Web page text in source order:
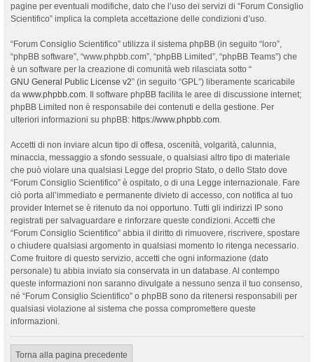
pagine per eventuali modifiche, dato che l’uso dei servizi di “Forum Consiglio
Scientifico” implica la completa accettazione delle condizioni d’uso.
“Forum Consiglio Scientifico” utilizza il sistema phpBB (in seguito “loro”,
“phpBB software”, “www.phpbb.com”, “phpBB Limited”, “phpBB Teams”) che
è un software per la creazione di comunità web rilasciata sotto “
GNU General Public License v2” (in seguito “GPL”) liberamente scaricabile
da www.phpbb.com. Il software phpBB facilita le aree di discussione internet;
phpBB Limited non è responsabile dei contenuti e della gestione. Per
ulteriori informazioni su phpBB: https://www.phpbb.com.
Accetti di non inviare alcun tipo di offesa, oscenità, volgarità, calunnia,
minaccia, messaggio a sfondo sessuale, o qualsiasi altro tipo di materiale
che può violare una qualsiasi Legge del proprio Stato, o dello Stato dove
“Forum Consiglio Scientifico” è ospitato, o di una Legge internazionale. Fare
ciò porta all’immediato e permanente divieto di accesso, con notifica al tuo
provider Internet se è ritenuto da noi opportuno. Tutti gli indirizzi IP sono
registrati per salvaguardare e rinforzare queste condizioni. Accetti che
“Forum Consiglio Scientifico” abbia il diritto di rimuovere, riscrivere, spostare
o chiudere qualsiasi argomento in qualsiasi momento lo ritenga necessario.
Come fruitore di questo servizio, accetti che ogni informazione (dato
personale) tu abbia inviato sia conservata in un database. Al contempo
queste informazioni non saranno divulgate a nessuno senza il tuo consenso,
né “Forum Consiglio Scientifico” o phpBB sono da ritenersi responsabili per
qualsiasi violazione al sistema che possa compromettere queste
informazioni.
Torna alla pagina precedente